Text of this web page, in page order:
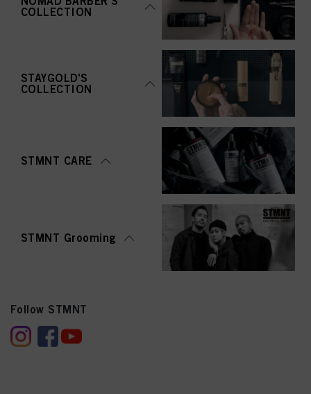
COLLECTION
STAYGOLD'S
COLLECTION
STMNT CARE
STMNT Grooming
Follow STMNT